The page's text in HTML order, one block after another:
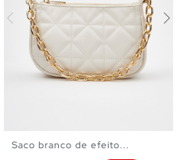
Saco branco de efeito...